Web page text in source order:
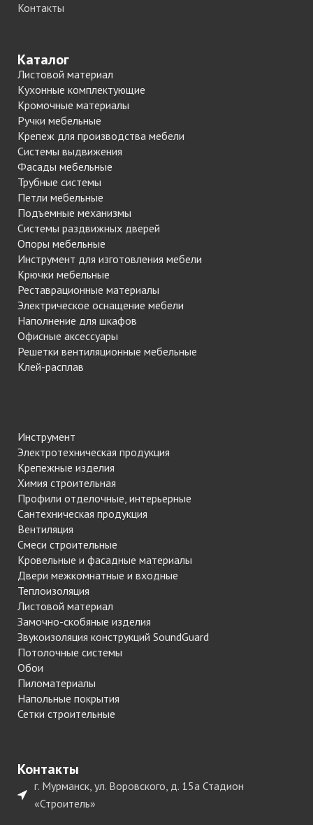
Контакты
Каталог
Листовой материал
Кухонные комплектующие
Кромочные материалы
Ручки мебельные
Крепеж для производства мебели
Системы выдвижения
Фасады мебельные
Трубные системы
Петли мебельные
Подъемные механизмы
Системы раздвижных дверей
Опоры мебельные
Инструмент для изготовления мебели
Крючки мебельные
Реставрационные материалы
Электрическое оснащение мебели
Наполнение для шкафов
Офисные аксессуары
Решетки вентиляционные мебельные
Клей-расплав
Инструмент
Электротехническая продукция
Крепежные изделия
Химия строительная
Профили отделочные, интерьерные
Сантехническая продукция
Вентиляция
Смеси строительные
Кровельные и фасадные материалы
Двери межкомнатные и входные
Теплоизоляция
Листовой материал
Замочно-скобяные изделия
Звукоизоляция конструкций SoundGuard
Потолочные системы
Обои
Пиломатериалы
Напольные покрытия
Сетки строительные
Контакты
г. Мурманск, ул. Воровского, д. 15а Стадион
«Строитель»